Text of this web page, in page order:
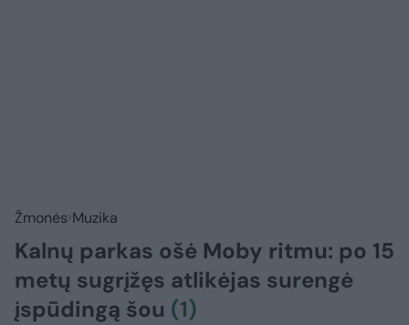
Žmonės Muzika
Kalnų parkas ošė Moby ritmu: po 15
metų sugrįžęs atlikėjas surengė
įspūdingą šou (1)